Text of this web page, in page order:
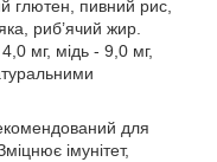
глютен, пивний рис,
риб’ячий жир.
мг, мідь - 9,0 мг,
для
імунітет,